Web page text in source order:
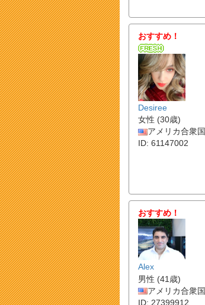
おすすめ！
Desiree
女性 (30歳)
アメリカ合衆国
ID: 61147002
おすすめ！
Alex
男性 (41歳)
アメリカ合衆国
ID: 27399912